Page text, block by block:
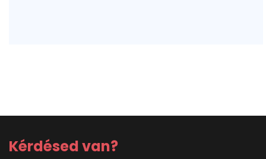
Kérdésed van?